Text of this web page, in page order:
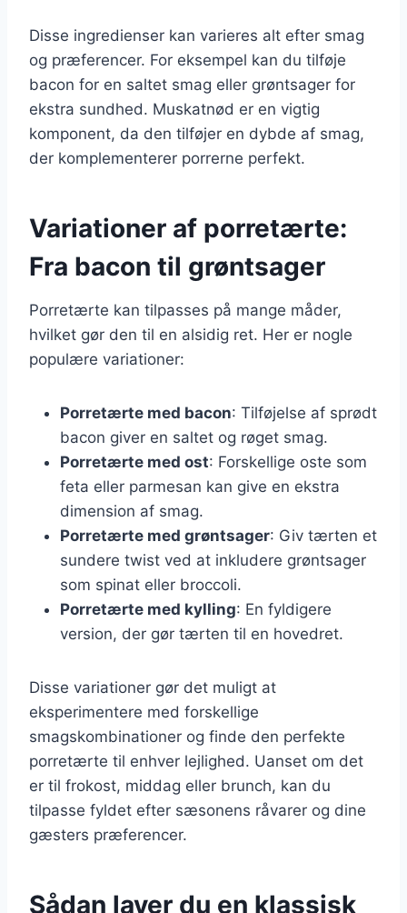
Disse ingredienser kan varieres alt efter smag
og præferencer. For eksempel kan du tilføje
bacon for en saltet smag eller grøntsager for
ekstra sundhed. Muskatnød er en vigtig
komponent, da den tilføjer en dybde af smag,
der komplementerer porrerne perfekt.
Variationer af porretærte:
Fra bacon til grøntsager
Porretærte kan tilpasses på mange måder,
hvilket gør den til en alsidig ret. Her er nogle
populære variationer:
Porretærte med bacon: Tilføjelse af sprødt
bacon giver en saltet og røget smag.
Porretærte med ost: Forskellige oste som
feta eller parmesan kan give en ekstra
dimension af smag.
Porretærte med grøntsager: Giv tærten et
sundere twist ved at inkludere grøntsager
som spinat eller broccoli.
Porretærte med kylling: En fyldigere
version, der gør tærten til en hovedret.
Disse variationer gør det muligt at
eksperimentere med forskellige
smagskombinationer og finde den perfekte
porretærte til enhver lejlighed. Uanset om det
er til frokost, middag eller brunch, kan du
tilpasse fyldet efter sæsonens råvarer og dine
gæsters præferencer.
Sådan laver du en klassisk